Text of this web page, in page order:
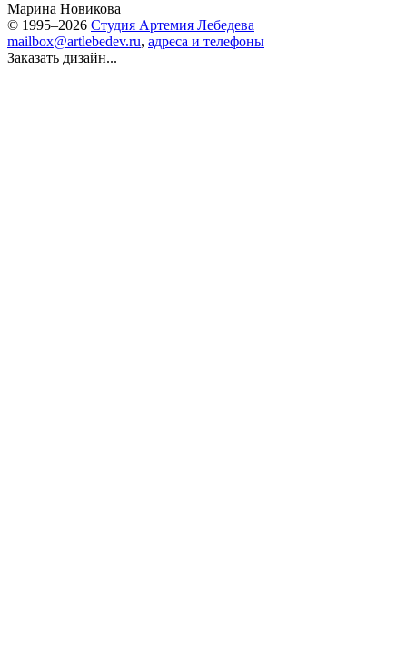
Марина Новикова
© 1995–2026 Студия Артемия Лебедева
mailbox@artlebedev.ru, адреса и телефоны
Заказать дизайн...